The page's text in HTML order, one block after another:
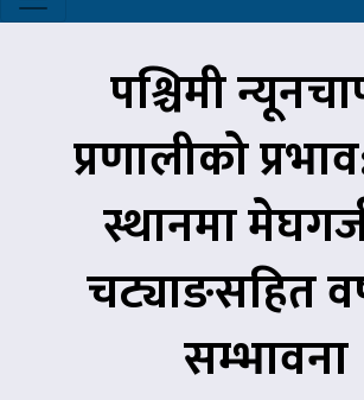
पश्चिमी
प्रणालीको
स्थानमा
चट्याङसहित
सम्भावना